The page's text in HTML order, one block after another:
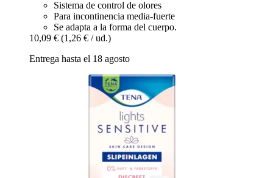
Sistema de control de olores
Para incontinencia media-fuerte
Se adapta a la forma del cuerpo.
10,09 € (1,26 € / ud.)
Entrega hasta el 18 agosto